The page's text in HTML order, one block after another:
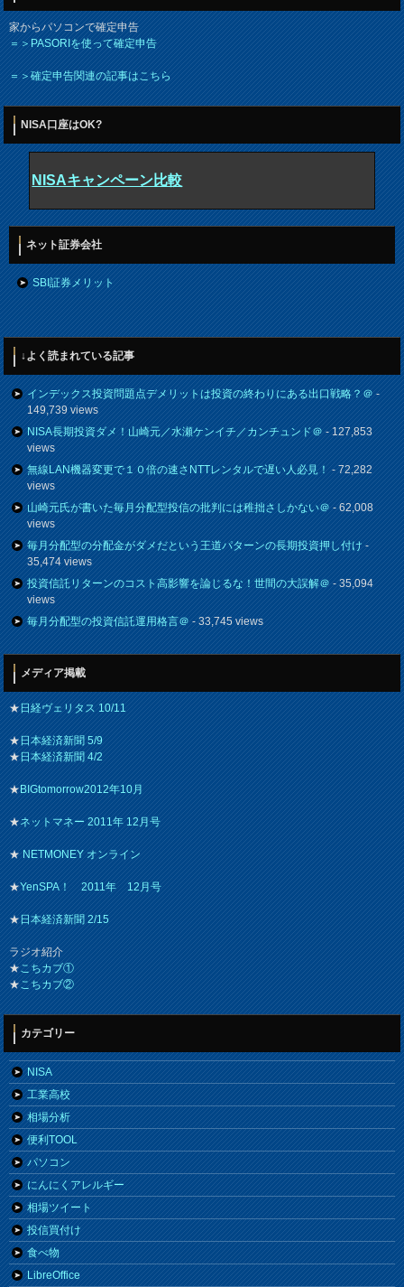
家からパソコンで確定申告
＝＞PASORIを使って確定申告
＝＞確定申告関連の記事はこちら
NISA口座はOK?
NISAキャンペーン比較
ネット証券会社
SBI証券メリット
↓よく読まれている記事
インデックス投資問題点デメリットは投資の終わりにある出口戦略？＠-
149,739 views
NISA長期投資ダメ！山崎元／水瀬ケンイチ／カンチュンド＠- 127,853
views
無線LAN機器変更で１０倍の速さNTTレンタルで遅い人必見！- 72,282
views
山崎元氏が書いた毎月分配型投信の批判には稚拙さしかない＠- 62,008
views
毎月分配型の分配金がダメだという王道パターンの長期投資押し付け-
35,474 views
投資信託リターンのコスト高影響を論じるな！世間の大誤解＠- 35,094
views
毎月分配型の投資信託運用格言＠- 33,745 views
メディア掲載
★日経ヴェリタス 10/11
★日本経済新聞 5/9
★日本経済新聞 4/2
★BIGtomorrow2012年10月
★ネットマネー 2011年 12月号
★NETMONEY オンライン
★YenSPA！ 2011年 12月号
★日本経済新聞 2/15
ラジオ紹介
★こちカブ①
★こちカブ②
カテゴリー
NISA
工業高校
相場分析
便利TOOL
パソコン
にんにくアレルギー
相場ツイート
投信買付け
食べ物
LibreOffice